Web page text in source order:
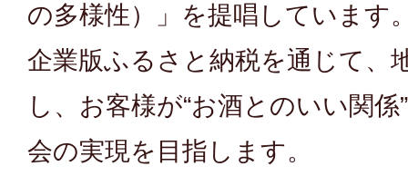
の多様性）」を提唱しています
企業版ふるさと納税を通じて、
し、お客様が“お酒とのいい関
会の実現を目指します。